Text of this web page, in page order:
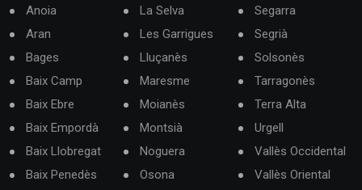
Anoia
Aran
Bages
Baix Camp
Baix Ebre
Baix Empordà
Baix Llobregat
Baix Penedès
La Selva
Les Garrigues
Lluçanès
Maresme
Moianès
Montsià
Noguera
Osona
Segarra
Segrià
Solsonès
Tarragonès
Terra Alta
Urgell
Vallès Occidental
Vallès Oriental